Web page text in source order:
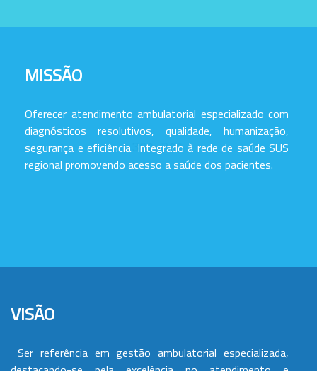
MISSÃO
Oferecer atendimento ambulatorial especializado com
diagnósticos resolutivos, qualidade, humanização,
segurança e eficiência. Integrado à rede de saúde SUS
regional promovendo acesso a saúde dos pacientes.
VISÃO
Ser referência em gestão ambulatorial especializada,